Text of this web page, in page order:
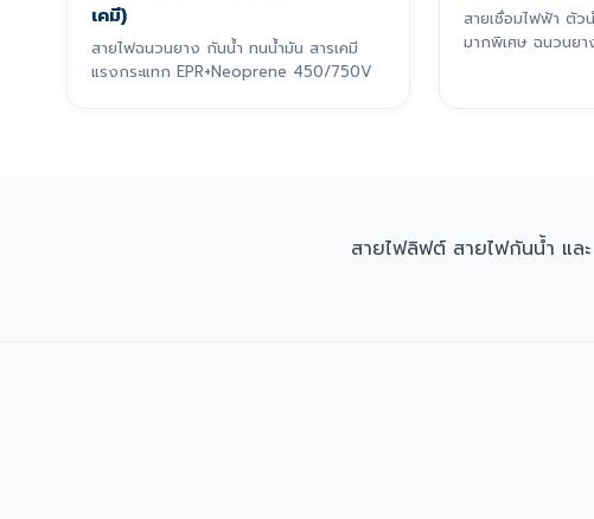
เคมี)
สายไฟฉนวนยาง กันน้ำ ทนน้ำมัน สารเคมี
แรงกระแทก EPR+Neoprene 450/750V
สายเชื่อมไฟฟ้า ตัว
มากพิเศษ ฉนวนยา
สายไฟลิฟต์ สายไฟกันน้ำ แล